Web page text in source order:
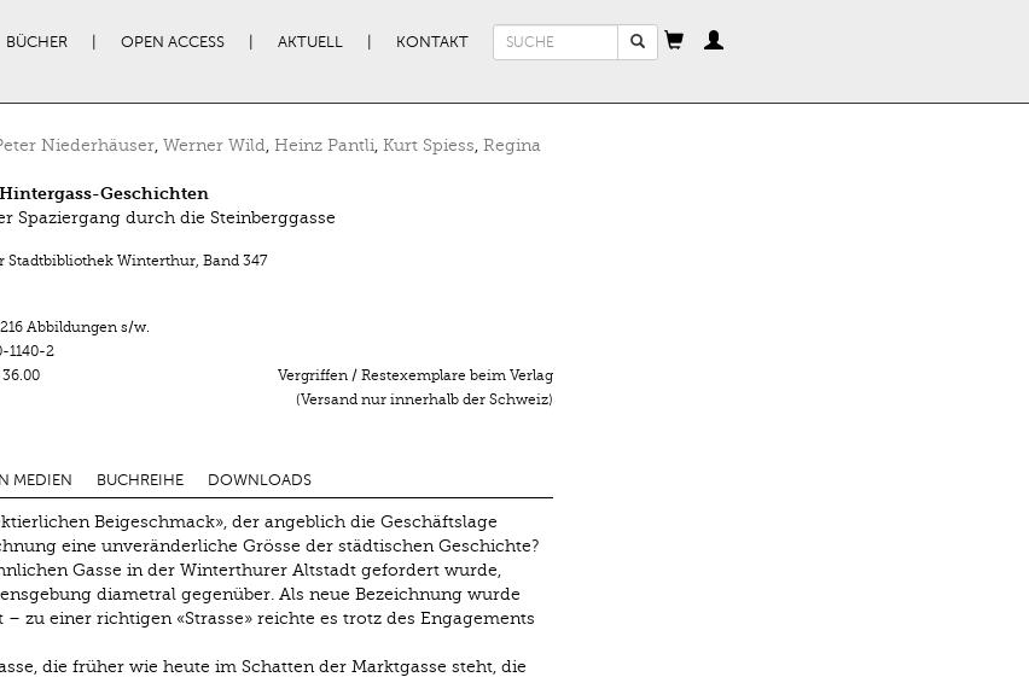
BÜCHER OPEN ACCESS AKTUELL KONTAKT
Suchformular
Niederhäuser, Werner Wild, Heinz Pantli, Kurt Spiess, Regina
Geschichten
Spaziergang durch die Steinberggasse
Stadtbibliothek Winterthur, Band 347
216 Abbildungen s/w.
1140-2
36.00
Vergriffen / Restexemplare beim Verlag
(Versand nur innerhalb der Schweiz)
MEDIEN BUCHREIHE DOWNLOADS
Beigeschmack», der angeblich die Geschäftslage
eine unveränderliche Grösse der städtischen Geschichte?
Gasse in der Winterthurer Altstadt gefordert wurde,
diametral gegenüber. Als neue Bezeichnung wurde
– zu einer richtigen «Strasse» reichte es trotz des Engagements
die früher wie heute im Schatten der Marktgasse steht, die